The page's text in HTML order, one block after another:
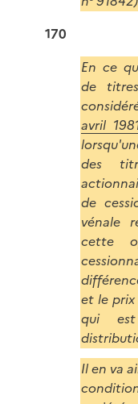
170
En ce
de
avril
des
de
vénale
cette
et le prix
qui
Il en va